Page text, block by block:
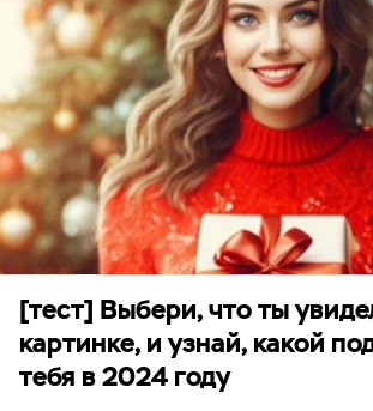
[тест] Выбери, что ты
картинке, и узнай, какой
тебя в 2024 году